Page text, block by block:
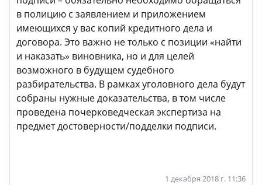
в полицию с заявлением и приложением
имеющихся у вас копий кредитного дела и
договора. Это важно не только с позиции «найти
и наказать» виновника, но и для целей
возможного в будущем судебного
разбирательства. В рамках уголовного дела будут
собраны нужные доказательства, в том числе
проведена почерковедческая экспертиза на
предмет достоверности/подделки подписи.
1 декабря 2018 г. 11:36